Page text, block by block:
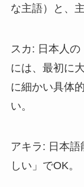
な主語）と、
スカ: 日本人
には、最初に
に細かい具体
い。
アキラ: 日本
しい」でOK。